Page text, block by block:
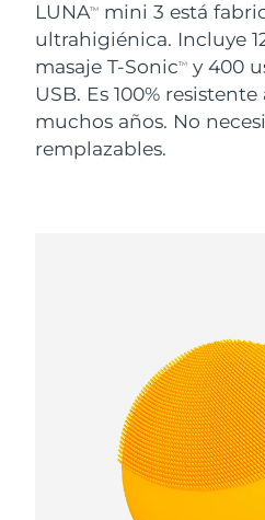
LUNATM
mini 3 está
ultrahigiénica. Incluye
masaje T-SonicTM
y 400
USB. Es 100%
muchos años. No
remplazables.